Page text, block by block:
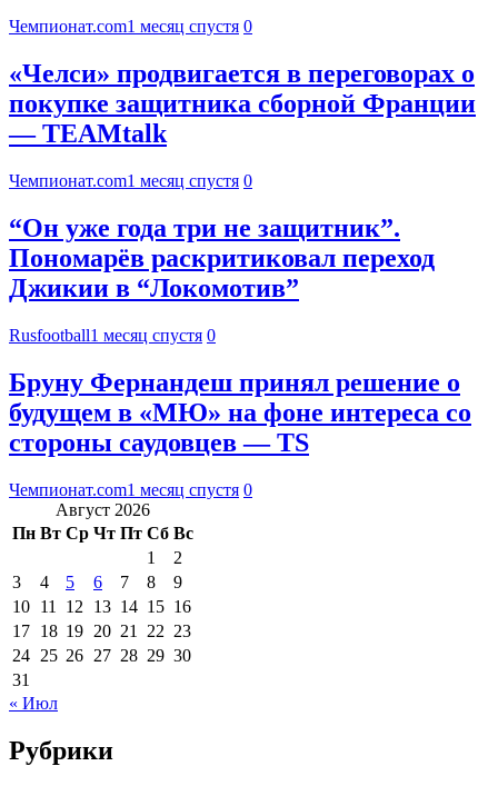
Чемпионат.com1 месяц спустя 0
«Челси» продвигается в переговорах о
покупке защитника сборной Франции
— TEAMtalk
Чемпионат.com1 месяц спустя 0
“Он уже года три не защитник”.
Пономарёв раскритиковал переход
Джикии в “Локомотив”
Rusfootball1 месяц спустя 0
Бруну Фернандеш принял решение о
будущем в «МЮ» на фоне интереса со
стороны саудовцев — TS
Чемпионат.com1 месяц спустя 0
Август 2026
Пн Вт Ср Чт Пт Сб Вс
1
2
3
4 5 6 7 8
9
10 11 12 13 14 15 16
17 18 19 20 21 22 23
24 25 26 27 28 29 30
31
« Июл
Рубрики